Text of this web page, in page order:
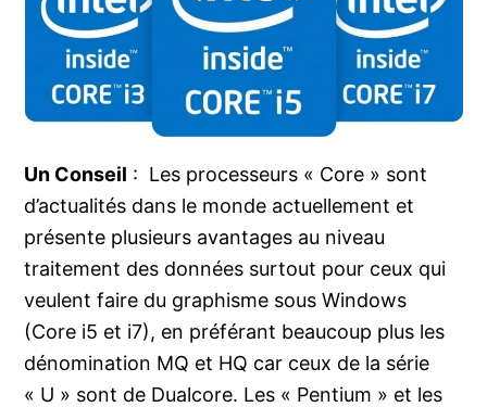
Un Conseil : Les processeurs « Core » sont
d’actualités dans le monde actuellement et
présente plusieurs avantages au niveau
traitement des données surtout pour ceux qui
veulent faire du graphisme sous Windows
(Core i5 et i7), en préférant beaucoup plus les
dénomination MQ et HQ car ceux de la série
« U » sont de Dualcore. Les « Pentium » et les